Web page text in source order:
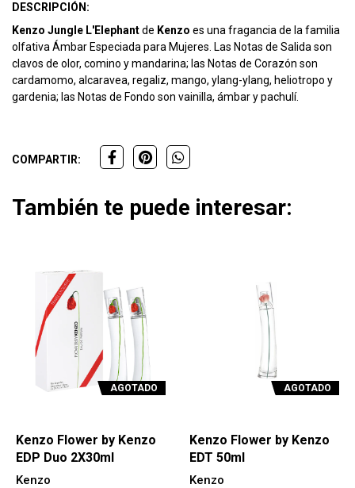
DESCRIPCIÓN:
Kenzo Jungle L'Elephantde Kenzo es una fragancia de la familia
olfativa Ámbar Especiada para Mujeres. Las Notas de Salida son
clavos de olor, comino y mandarina; las Notas de Corazón son
cardamomo, alcaravea, regaliz, mango, ylang-ylang, heliotropo y
gardenia; las Notas de Fondo son vainilla, ámbar y pachulí.
COMPARTIR:
También te puede interesar:
AGOTADO
Kenzo Flower by Kenzo
EDT 50ml
Kenzo
AGOTADO
Kenzo Flower by Kenzo
L'Elixir EDP 100ml
Kenzo